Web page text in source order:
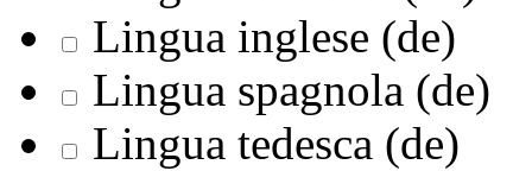
Lingua inglese (de)
Lingua spagnola (de)
Lingua tedesca (de)